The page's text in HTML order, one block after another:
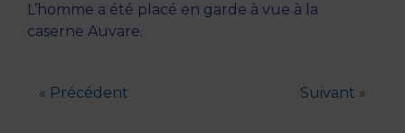
L’homme a été placé en garde à vue à la
caserne Auvare.
« Précédent Suivant »